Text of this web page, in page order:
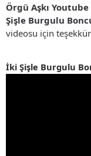
Örgü Aşkı Youtube
Şişle Burgulu
videosu için
İki Şişle Burgulu